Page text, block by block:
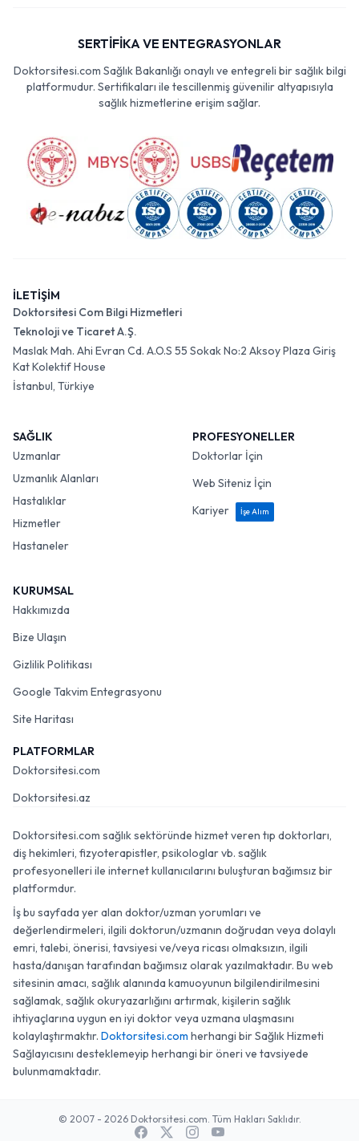
SERTİFİKA VE ENTEGRASYONLAR
Doktorsitesi.com Sağlık Bakanlığı onaylı ve entegreli bir sağlık bilgi
platformudur. Sertifikaları ile tescillenmiş güvenilir altyapısıyla
sağlık hizmetlerine erişim sağlar.
İLETİŞİM
Doktorsitesi Com Bilgi Hizmetleri
Teknoloji ve Ticaret A.Ş.
Maslak Mah. Ahi Evran Cd. A.O.S 55 Sokak No:2 Aksoy Plaza Giriş
Kat Kolektif House
İstanbul, Türkiye
SAĞLIK
Uzmanlar
Uzmanlık Alanları
Hastalıklar
Hizmetler
Hastaneler
PROFESYONELLER
Doktorlar İçin
Web Siteniz İçin
Kariyer
İşe Alım
KURUMSAL
Hakkımızda
Bize Ulaşın
Gizlilik Politikası
Google Takvim Entegrasyonu
Site Haritası
PLATFORMLAR
Doktorsitesi.com
Doktorsitesi.az
Doktorsitesi.com sağlık sektöründe hizmet veren tıp doktorları,
diş hekimleri, fizyoterapistler, psikologlar vb. sağlık
profesyonelleri ile internet kullanıcılarını buluşturan bağımsız bir
platformdur.
İş bu sayfada yer alan doktor/uzman yorumları ve
değerlendirmeleri, ilgili doktorun/uzmanın doğrudan veya dolaylı
emri, talebi, önerisi, tavsiyesi ve/veya ricası olmaksızın, ilgili
hasta/danışan tarafından bağımsız olarak yazılmaktadır. Bu web
sitesinin amacı, sağlık alanında kamuoyunun bilgilendirilmesini
sağlamak, sağlık okuryazarlığını artırmak, kişilerin sağlık
ihtiyaçlarına uygun en iyi doktor veya uzmana ulaşmasını
kolaylaştırmaktır. Doktorsitesi.com herhangi bir Sağlık Hizmeti
Sağlayıcısını desteklemeyip herhangi bir öneri ve tavsiyede
bulunmamaktadır.
© 2007 - 2026 Doktorsitesi.com. Tüm Hakları Saklıdır.